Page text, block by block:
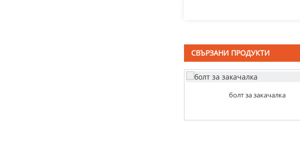
СВЪРЗАНИ ПРОДУКТИ
болт за закачалка